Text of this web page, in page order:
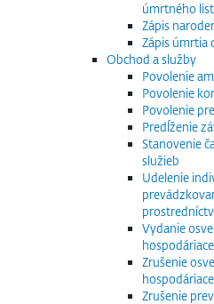
úmrtného
Zápis
Zápis úmrtia
Obchod a služby
Povolenie
Povolenie
Povolenie
Predĺženie
Stanovenie
služieb
Udelenie
Vydanie
Zrušenie
Zrušenie